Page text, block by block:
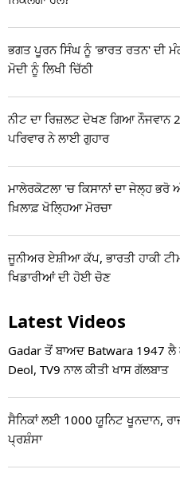
ਭਗਤ ਪੂਰਨ ਸਿੰਘ ਨੂੰ 'ਭਾਰਤ ਰਤਨ' ਦੀ
ਮੋਦੀ ਨੂੰ ਲਿਖੀ ਚਿੱਠੀ
ਨੀਟ ਦਾ ਰਿਜ਼ਲਟ ਦੇਖਣ ਗਿਆ ਨੌਜਵਾਨ
ਪਰਿਵਾਰ ਨੇ ਲਾਈ ਗੁਹਾਰ
ਮਾਲੇਰਕੋਟਲਾ 'ਚ ਕਿਸਾਨਾਂ ਦਾ ਜੇਲ੍ਹ
ਖ਼ਿਲਾਫ਼ ਖੋਲ੍ਹਿਆ ਮੋਰਚਾ
ਜੂਨੀਅਰ ਏਸ਼ੀਆ ਕੱਪ, ਭਾਰਤੀ ਹਾਕੀ
ਖਿਡਾਰੀਆਂ ਦੀ ਹੋਈ ਚੋਣ
Latest Videos
Gadar ਤੋਂ ਬਾਅਦ Batwara 1947
Deol, TV9 ਨਾਲ ਕੀਤੀ ਖਾਸ ਗੱਲਬਾਤ
ਸੈਨਿਕਾਂ ਲਈ 1000 ਯੂਨਿਟ ਖੂਨਦਾਨ,
ਪ੍ਰਸ਼ੰਸਾ